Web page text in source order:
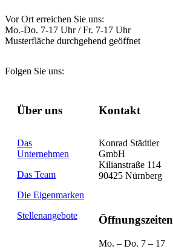
Vor Ort erreichen Sie uns:
Mo.-Do. 7-17 Uhr / Fr. 7-17 Uhr
Musterfläche durchgehend geöffnet
Folgen Sie uns:
Über uns
Das
Unternehmen
Das Team
Die Eigenmarken
Stellenangebote
Kontakt
Konrad Städtler
GmbH
Kilianstraße 114
90425 Nürnberg
Öffnungszeiten
Mo. – Do. 7 – 17